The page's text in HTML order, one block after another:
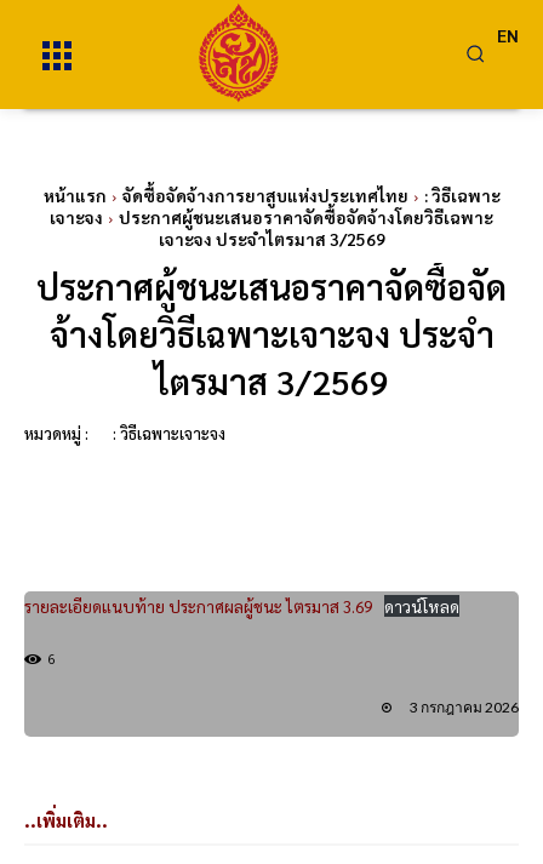
EN
หน้าแรก จัดซื้อจัดจ้างการยาสูบแห่งประเทศไทย
: วิธีเฉพาะ
เจาะจง
ประกาศผู้ชนะเสนอราคาจัดซื้อจัดจ้างโดยวิธีเฉพาะ
เจาะจง ประจำไตรมาส 3/2569
ประกาศผู้ชนะเสนอราคาจัดซื้อจัด
จ้างโดยวิธีเฉพาะเจาะจง ประจำ
ไตรมาส 3/2569
หมวดหมู่ : : วิธีเฉพาะเจาะจง
รายละเอียดแนบท้าย ประกาศผลผู้ชนะ ไตรมาส 3.69 ดาวน์โหลด
6
3 กรกฎาคม 2026
..เพิ่มเติม..